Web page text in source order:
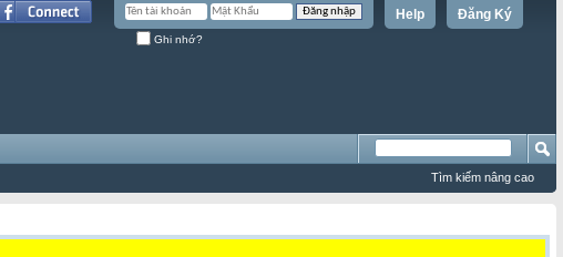
Đăng Ký
Help
Ghi nhớ?
Tìm kiếm nâng cao